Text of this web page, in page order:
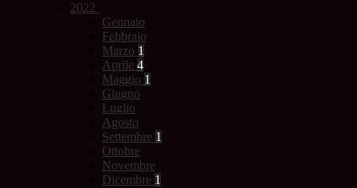
2022
Gennaio
Febbraio
Marzo 1
Aprile 4
Maggio 1
Giugno
Luglio
Agosto
Settembre 1
Ottobre
Novembre
Dicembre 1